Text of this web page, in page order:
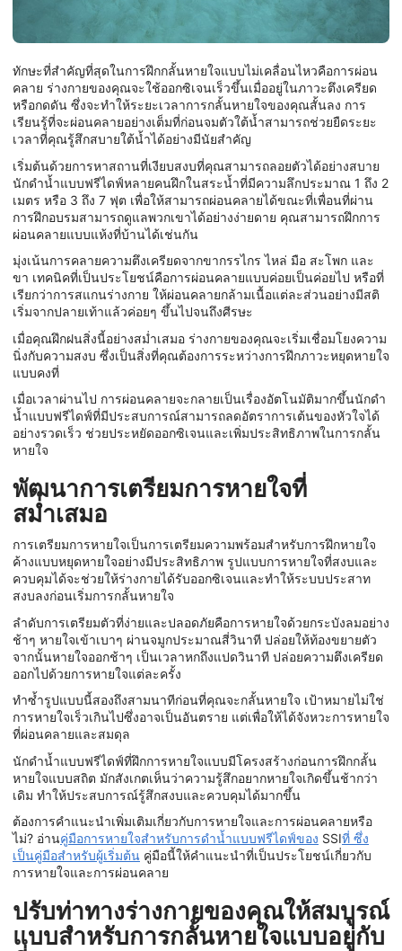
ทักษะที่สำคัญที่สุดในการฝึกกลั้นหายใจแบบไม่เคลื่อนไหวคือการผ่อน
คลาย ร่างกายของคุณจะใช้ออกซิเจนเร็วขึ้นเมื่ออยู่ในภาวะตึงเครียด
หรือกดดัน ซึ่งจะทำให้ระยะเวลาการกลั้นหายใจของคุณสั้นลง การ
เรียนรู้ที่จะผ่อนคลายอย่างเต็มที่ก่อนจมตัวใต้น้ำสามารถช่วยยืดระยะ
เวลาที่คุณรู้สึกสบายใต้น้ำได้อย่างมีนัยสำคัญ
เริ่มต้นด้วยการหาสถานที่เงียบสงบที่คุณสามารถลอยตัวได้อย่างสบาย
นักดำน้ำแบบฟรีไดฟ์หลายคนฝึกในสระน้ำที่มีความลึกประมาณ 1 ถึง 2
เมตร หรือ 3 ถึง 7 ฟุต เพื่อให้สามารถผ่อนคลายได้ขณะที่เพื่อนที่ผ่าน
การฝึกอบรมสามารถดูแลพวกเขาได้อย่างง่ายดาย คุณสามารถฝึกการ
ผ่อนคลายแบบแห้งที่บ้านได้เช่นกัน
มุ่งเน้นการคลายความตึงเครียดจากขากรรไกร ไหล่ มือ สะโพก และ
ขา เทคนิคที่เป็นประโยชน์คือการผ่อนคลายแบบค่อยเป็นค่อยไป หรือที่
เรียกว่าการสแกนร่างกาย ให้ผ่อนคลายกล้ามเนื้อแต่ละส่วนอย่างมีสติ
เริ่มจากปลายเท้าแล้วค่อยๆ ขึ้นไปจนถึงศีรษะ
เมื่อคุณฝึกฝนสิ่งนี้อย่างสม่ำเสมอ ร่างกายของคุณจะเริ่มเชื่อมโยงความ
นิ่งกับความสงบ ซึ่งเป็นสิ่งที่คุณต้องการระหว่างการฝึกภาวะหยุดหายใจ
แบบคงที่
เมื่อเวลาผ่านไป การผ่อนคลายจะกลายเป็นเรื่องอัตโนมัติมากขึ้นนักดำ
น้ำแบบฟรีไดฟ์ที่มีประสบการณ์สามารถลดอัตราการเต้นของหัวใจได้
อย่างรวดเร็ว ช่วยประหยัดออกซิเจนและเพิ่มประสิทธิภาพในการกลั้น
หายใจ
พัฒนาการเตรียมการหายใจที่
สม่ำเสมอ
การเตรียมการหายใจเป็นการเตรียมความพร้อมสำหรับการฝึกหายใจ
ค้างแบบหยุดหายใจอย่างมีประสิทธิภาพ รูปแบบการหายใจที่สงบและ
ควบคุมได้จะช่วยให้ร่างกายได้รับออกซิเจนและทำให้ระบบประสาท
สงบลงก่อนเริ่มการกลั้นหายใจ
ลำดับการเตรียมตัวที่ง่ายและปลอดภัยคือการหายใจด้วยกระบังลมอย่าง
ช้าๆ หายใจเข้าเบาๆ ผ่านจมูกประมาณสี่วินาที ปล่อยให้ท้องขยายตัว
จากนั้นหายใจออกช้าๆ เป็นเวลาหกถึงแปดวินาที ปล่อยความตึงเครียด
ออกไปด้วยการหายใจแต่ละครั้ง
ทำซ้ำรูปแบบนี้สองถึงสามนาทีก่อนที่คุณจะกลั้นหายใจ เป้าหมายไม่ใช่
การหายใจเร็วเกินไปซึ่งอาจเป็นอันตราย แต่เพื่อให้ได้จังหวะการหายใจ
ที่ผ่อนคลายและสมดุล
นักดำน้ำแบบฟรีไดฟ์ที่ฝึกการหายใจแบบมีโครงสร้างก่อนการฝึกกลั้น
หายใจแบบสถิต มักสังเกตเห็นว่าความรู้สึกอยากหายใจเกิดขึ้นช้ากว่า
เดิม ทำให้ประสบการณ์รู้สึกสงบและควบคุมได้มากขึ้น
ต้องการคำแนะนำเพิ่มเติมเกี่ยวกับการหายใจและการผ่อนคลายหรือ
ไม่? อ่านคู่มือการหายใจสำหรับการดำน้ำแบบฟรีไดฟ์ของ SSIที่ ซึ่ง
เป็นคู่มือสำหรับผู้เริ่มต้น คู่มือนี้ให้คำแนะนำที่เป็นประโยชน์เกี่ยวกับ
การหายใจและการผ่อนคลาย
ปรับท่าทางร่างกายของคุณให้สมบูรณ์
แบบสำหรับการกลั้นหายใจแบบอยู่กับ